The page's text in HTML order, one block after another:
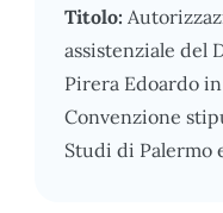
Titolo:
assistenziale del
Pirera Edoardo
Convenzione
Studi di Palermo